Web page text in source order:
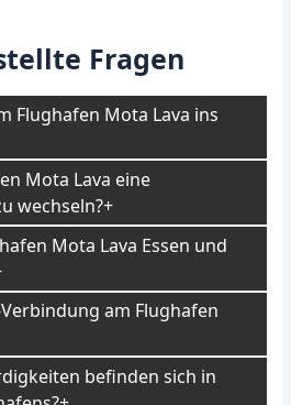
Fragen
Flughafen Mota Lava ins
Mota Lava eine
wechseln?
Mota Lava Essen und
am Flughafen
befinden sich in